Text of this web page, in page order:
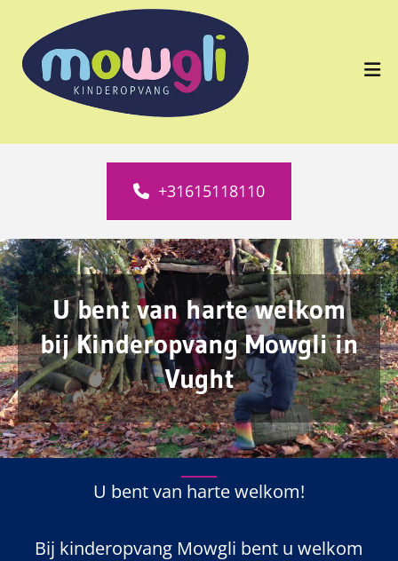
+31615118110
U bent van harte welkom
bij Kinderopvang Mowgli in
Vught
U bent van harte welkom!
Bij kinderopvang Mowgli bent u welkom